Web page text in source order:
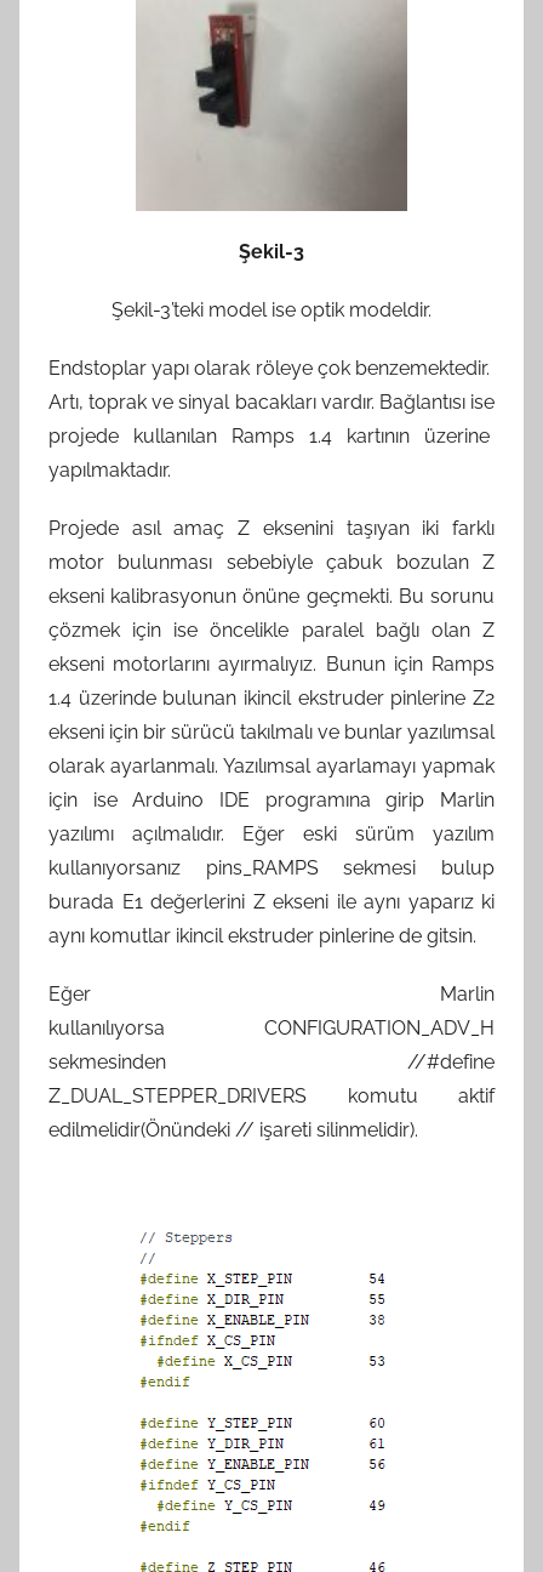
Şekil-3
Şekil-3’teki model ise optik modeldir.
Endstoplar yapı olarak röleye çok benzemektedir.
Artı, toprak ve sinyal bacakları vardır. Bağlantısı ise
projede kullanılan Ramps 1.4 kartının üzerine
yapılmaktadır.
Projede asıl amaç Z eksenini taşıyan iki farklı
motor bulunması sebebiyle çabuk bozulan Z
ekseni kalibrasyonun önüne geçmekti. Bu sorunu
çözmek için ise öncelikle paralel bağlı olan Z
ekseni motorlarını ayırmalıyız. Bunun için Ramps
1.4 üzerinde bulunan ikincil ekstruder pinlerine Z2
ekseni için bir sürücü takılmalı ve bunlar yazılımsal
olarak ayarlanmalı. Yazılımsal ayarlamayı yapmak
için ise Arduino IDE programına girip Marlin
yazılımı açılmalıdır. Eğer eski sürüm yazılım
kullanıyorsanız pins_RAMPS sekmesi bulup
burada E1 değerlerini Z ekseni ile aynı yaparız ki
aynı komutlar ikincil ekstruder pinlerine de gitsin.
Eğer Marlin
kullanılıyorsa CONFIGURATION_ADV_H
sekmesinden //#define
Z_DUAL_STEPPER_DRIVERS komutu aktif
edilmelidir(Önündeki // işareti silinmelidir).